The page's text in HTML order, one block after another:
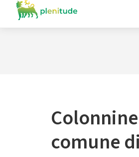
comune